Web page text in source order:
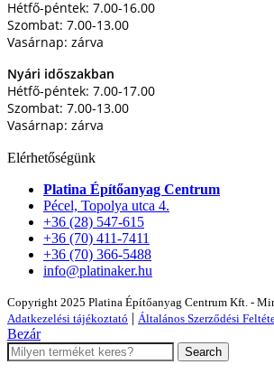
Hétfő-péntek: 7.00-16.00
Szombat: 7.00-13.00
Vasárnap: zárva
Nyári időszakban
Hétfő-péntek: 7.00-17.00
Szombat: 7.00-13.00
Vasárnap: zárva
Elérhetőségünk
Platina Építőanyag Centrum
Pécel, Topolya utca 4.
+36 (28) 547-615
+36 (70) 411-7411
+36 (70) 366-5488
info@platinaker.hu
Copyright 2025 Platina Építőanyag Centrum Kft. -
Adatkezelési tájékoztató | Általános Szerződési
Bezár
Search